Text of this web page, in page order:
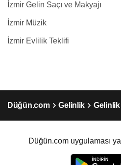
İzmir Gelin Saçı ve Makyajı
İzmir Müzik
İzmir Evlilik Teklifi
Düğün.com Gelinlik
Düğün.com uygulaması